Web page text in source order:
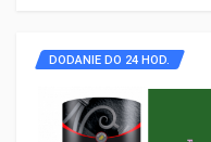
DODANIE DO 24 HOD.